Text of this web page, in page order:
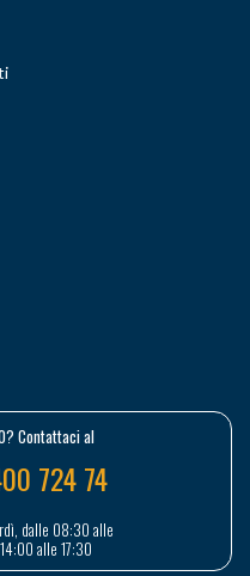
Contattaci al
724 74
dalle 08:30 alle
alle 17:30